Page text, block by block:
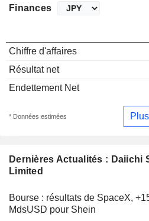
Dernières Actualités : Daiichi
Limited
Bourse : résultats de SpaceX,
MdsUSD pour Shein
Finances
Chiffre d'affaires
Résultat net
Endettement Net
* Données estimées